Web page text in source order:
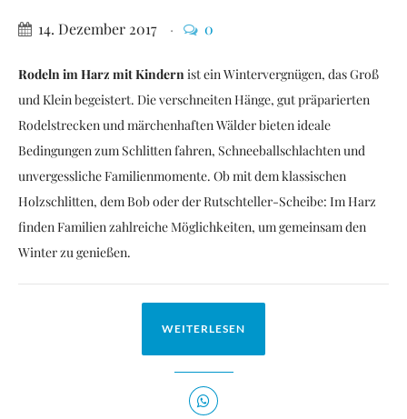
14. Dezember 2017 0
Rodeln im Harz mit Kindernist ein Wintervergnügen, das Groß
und Klein begeistert. Die verschneiten Hänge, gut präparierten
Rodelstrecken und märchenhaften Wälder bieten ideale
Bedingungen zum Schlitten fahren, Schneeballschlachten und
unvergessliche Familienmomente. Ob mit dem klassischen
Holzschlitten, dem Bob oder der Rutschteller-Scheibe: Im Harz
finden Familien zahlreiche Möglichkeiten, um gemeinsam den
Winter zu genießen.
WEITERLESEN